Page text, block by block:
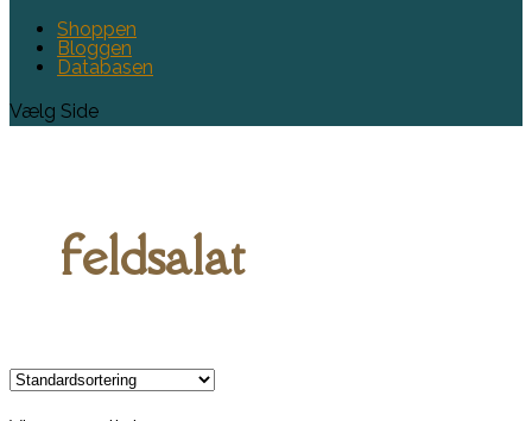
Shoppen
Bloggen
Databasen
Vælg Side
feldsalat